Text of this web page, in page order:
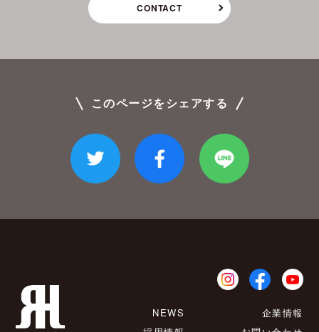
CONTACT
このページをシェアする
NEWS
企業情報